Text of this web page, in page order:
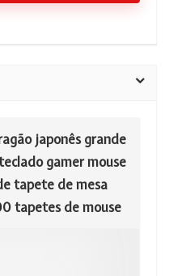
japonês grande
gamer mouse
tapete de mesa
tapetes de mouse